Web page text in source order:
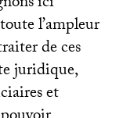
l’ampleur
de ces
juridique,
et